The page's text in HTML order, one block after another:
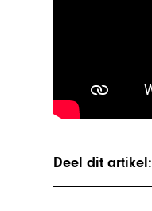
Deel dit artikel: